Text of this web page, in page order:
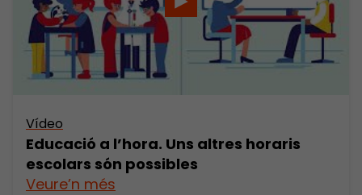
Vídeo
Educació a l’hora. Uns altres horaris
escolars són possibles
Veure’n més